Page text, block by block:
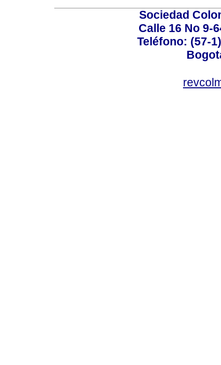
Sociedad
Calle 16 No 9-
Teléfono: (57-